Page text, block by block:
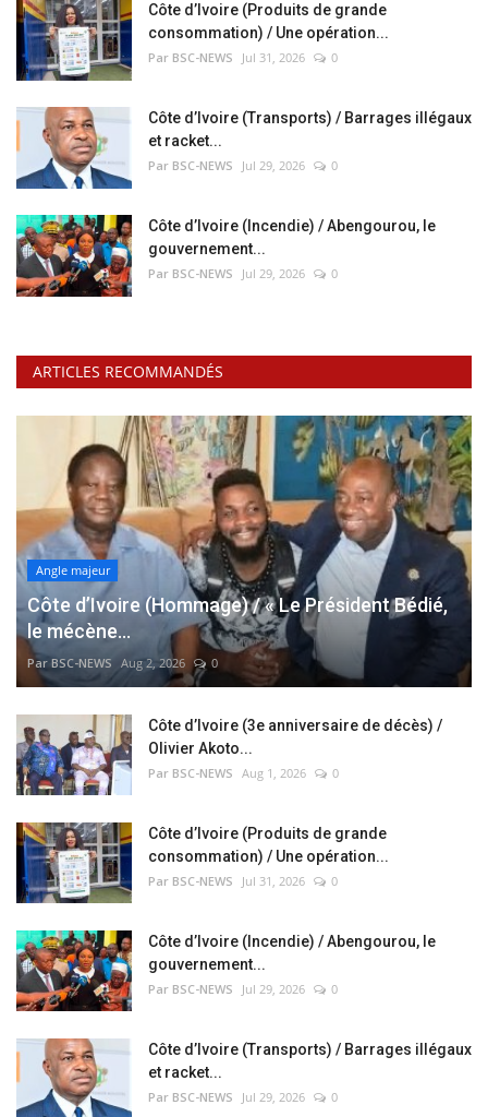
Côte d’Ivoire (Produits de grande
consommation) / Une opération...
Par BSC-NEWS Jul 31, 2026 0
Côte d’Ivoire (Transports) / Barrages illégaux
et racket...
Par BSC-NEWS Jul 29, 2026 0
Côte d’Ivoire (Incendie) / Abengourou, le
gouvernement...
Par BSC-NEWS Jul 29, 2026 0
ARTICLES RECOMMANDÉS
Angle majeur
Côte d’Ivoire (Hommage) / « Le Président Bédié,
le mécène...
Par BSC-NEWS Aug 2, 2026 0
Côte d’Ivoire (3e anniversaire de décès) /
Olivier Akoto...
Par BSC-NEWS Aug 1, 2026 0
Côte d’Ivoire (Produits de grande
consommation) / Une opération...
Par BSC-NEWS Jul 31, 2026 0
Côte d’Ivoire (Incendie) / Abengourou, le
gouvernement...
Par BSC-NEWS Jul 29, 2026 0
Côte d’Ivoire (Transports) / Barrages illégaux
et racket...
Par BSC-NEWS Jul 29, 2026 0